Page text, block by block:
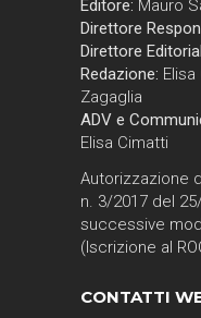
Editore: Mauro
Direttore
Direttore
Redazione:
Zagaglia
ADV e
Elisa Cimatti
Autorizzazione
n. 3/2017 del
successive
(Iscrizione al
CONTATTI